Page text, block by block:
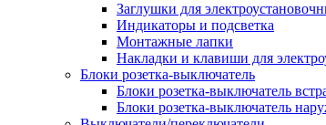
Заглушки для
Индикаторы и подсветка
Монтажные лапки
Накладки и клавиши для
Блоки розетка-выключатель
Блоки розетка-выключатель
Блоки розетка-выключатель